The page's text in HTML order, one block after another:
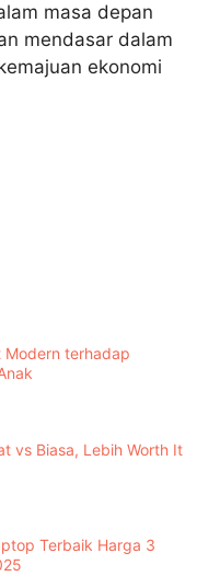
masa depan
mendasar dalam
ekonomi
Modern terhadap
vs Biasa, Lebih Worth It
Terbaik Harga 3